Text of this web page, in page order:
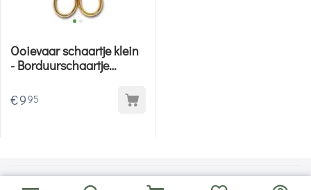
Ooievaar schaartje klein
- Borduurschaartje
€995